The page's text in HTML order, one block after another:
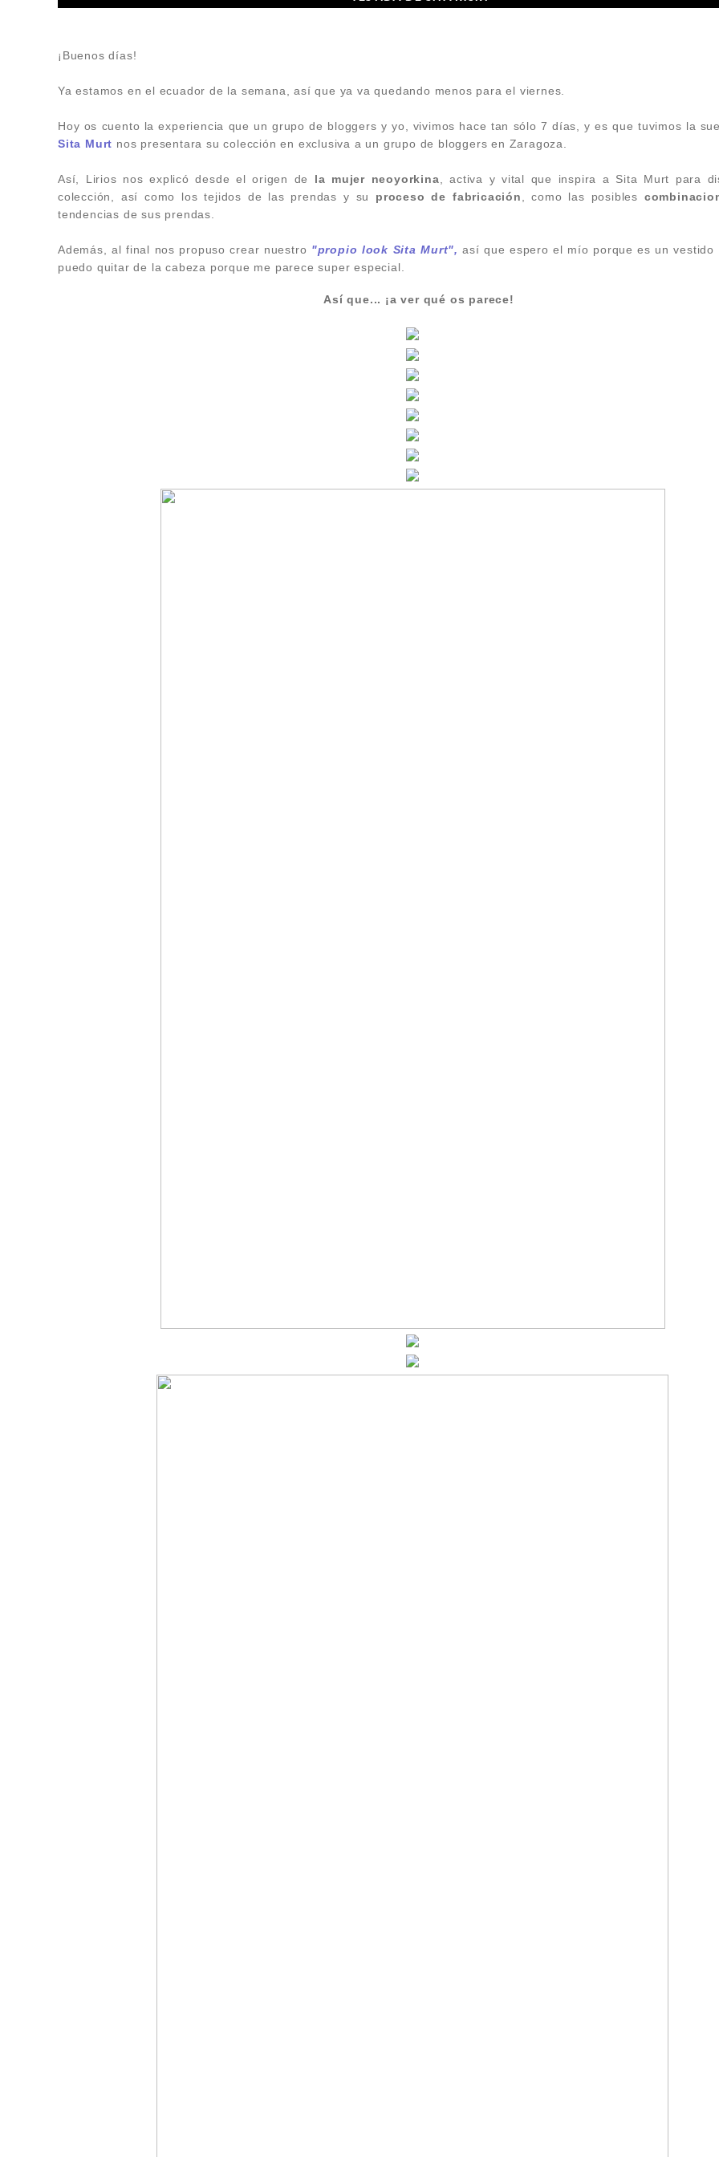
¡Buenos días!
Ya estamos en el ecuador de la semana, así que ya va quedando menos para el viernes.
Hoy os cuento la experiencia que un grupo de bloggers y yo, vivimos hace tan sólo 7 días, y es que tuvimos la
Sita Murt nos presentara su colección en exclusiva a un grupo de bloggers en Zaragoza.
Así, Lirios nos explicó desde el origen de la mujer neoyorkina , activa y vital que inspira a Sita Murt para
colección, así como los tejidos de las prendas y su proceso de fabricación , como las posibles
tendencias de sus prendas.
Además, al final nos propuso crear nuestro "propio look Sita Murt", así que espero el mío porque es un vestido
puedo quitar de la cabeza porque me parece super especial.
Así que... ¡a ver qué os parece!